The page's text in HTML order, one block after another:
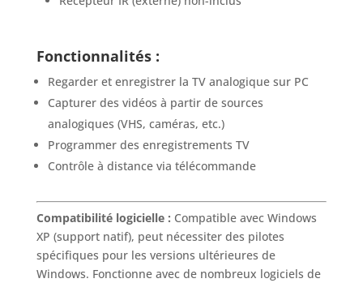
Fonctionnalités :
Regarder et enregistrer la TV analogique sur PC
Capturer des vidéos à partir de sources
analogiques (VHS, caméras, etc.)
Programmer des enregistrements TV
Contrôle à distance via télécommande
Compatibilité logicielle : Compatible avec Windows
XP (support natif), peut nécessiter des pilotes
spécifiques pour les versions ultérieures de
Windows. Fonctionne avec de nombreux logiciels de